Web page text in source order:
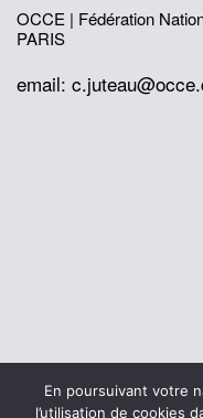
OCCE | Fédération
PARIS
email:
© 2026 Office
Mentions légales
En poursuivant votre
l’utilisation de cookies